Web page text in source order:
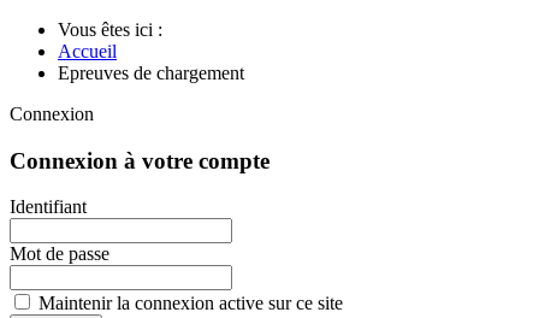
Vous êtes ici :
Accueil
Epreuves de chargement
Connexion
Connexion à votre compte
Identifiant
Mot de passe
Maintenir la connexion active sur ce site